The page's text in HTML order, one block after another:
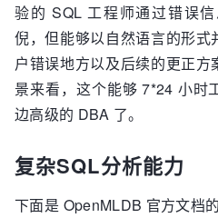
验的 SQL 工程师通过错误
倪，但能够以自然语言的形
户错误地方以及后续的更正
景来看，这个能够 7*24 小时
边高级的 DBA 了。
复杂SQL分析能力
下面是 OpenMLDB 官方文档